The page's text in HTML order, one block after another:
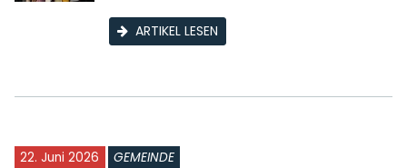
ARTIKEL LESEN
22. Juni 2026 GEMEINDE